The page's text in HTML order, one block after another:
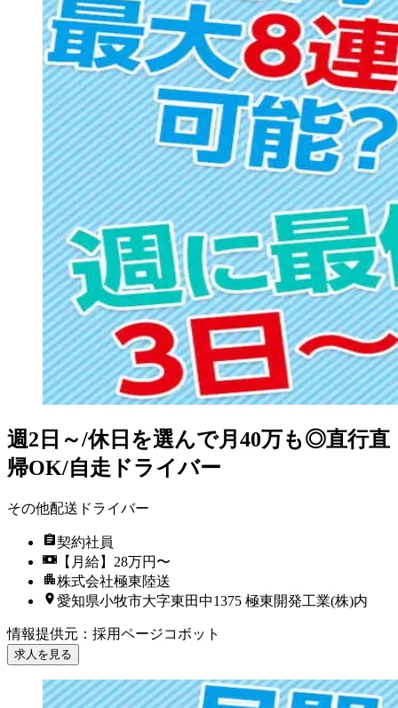
週2日～/休日を選んで月40万も◎直行直
帰OK/自走ドライバー
その他配送ドライバー
契約社員
【月給】28万円〜
株式会社極東陸送
愛知県小牧市大字東田中1375 極東開発工業(株)内
情報提供元 ： 採用ページコボット
求人を見る